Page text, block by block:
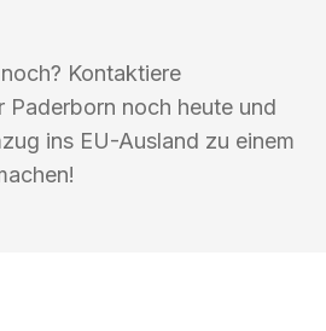
Kontaktiere
Paderborn noch heute und
ins EU-Ausland zu einem